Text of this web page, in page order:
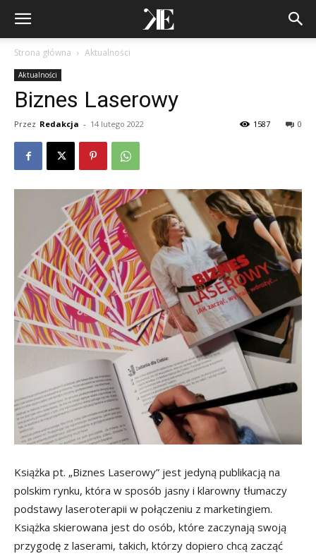
Strona główna Aktualności
Aktualności
Biznes Laserowy
Przez Redakcja - 14 lutego 2022 0
1587
Książka pt. „Biznes Laserowy” jest jedyną publikacją na
polskim rynku, która w sposób jasny i klarowny tłumaczy
podstawy laseroterapii w połączeniu z marketingiem.
Książka skierowana jest do osób, które zaczynają swoją
przygodę z laserami, takich, którzy dopiero chcą zacząć